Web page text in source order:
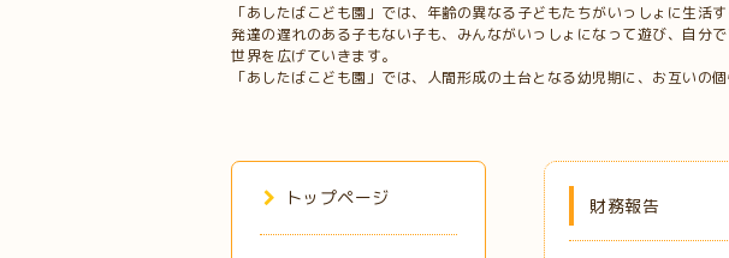
「あしたばこども園」では、年齢の異なる子どもたちがいっしょに生活
発達の遅れのある子もない子も、みんながいっしょになって遊び、自分
世界を広げていきます。
「あしたばこども園」では、人間形成の土台となる幼児期に、お互いの
財務報告
トップページ